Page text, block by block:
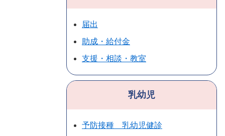
届出
助成・給付金
支援・相談・教室
乳幼児
予防接種 乳幼児健診